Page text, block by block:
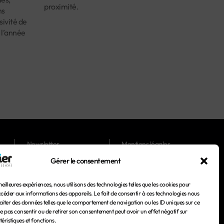
Gérer le consentement
expériences, nous utilisons des technologies telles que les cookies pour
aux informations des appareils. Le fait de consentir à ces technologies nous
des données telles que le comportement de navigation ou les ID uniques sur ce
pas consentir ou de retirer son consentement peut avoir un effet négatif sur
et fonctions.
de
proximité.
Newsletter
Magazines
Mentions légales
Conditions générales de
vente
Politique de confidentialité